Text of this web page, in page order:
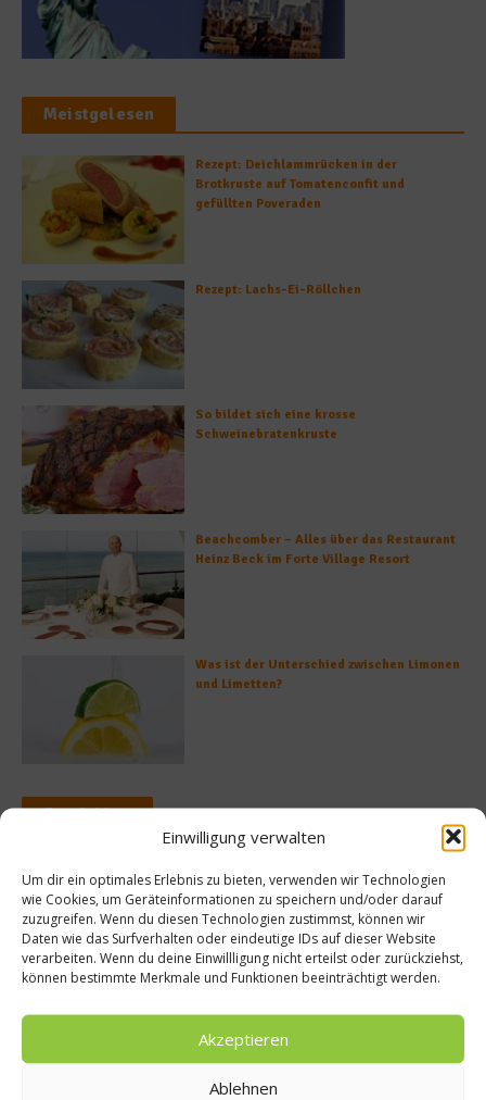
Einwilligung verwalten
Um dir ein optimales Erlebnis zu bieten, verwenden wir Technologien
wie Cookies, um Geräteinformationen zu speichern und/oder darauf
zuzugreifen. Wenn du diesen Technologien zustimmst, können wir
Daten wie das Surfverhalten oder eindeutige IDs auf dieser Website
verarbeiten. Wenn du deine Einwillligung nicht erteilst oder zurückziehst,
können bestimmte Merkmale und Funktionen beeinträchtigt werden.
Akzeptieren
Ablehnen
Meistgelesen
Rezept: Deichlammrücken in der
Brotkruste auf Tomatenconfit und
gefüllten Poveraden
Rezept: Lachs-Ei-Röllchen
So bildet sich eine krosse
Schweinebratenkruste
Beachcomber – Alles über das Restaurant
Heinz Beck im Forte Village Resort
Was ist der Unterschied zwischen Limonen
und Limetten?
Empfohlen
bei Eiern
2012
Restaurant